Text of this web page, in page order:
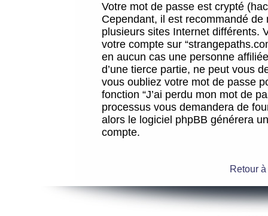
Votre mot de passe est crypté
Cependant, il est recommandé
plusieurs sites Internet différents.
votre compte sur
en aucun cas une personne
d’une tierce partie, ne peut vous
vous oubliez votre mot de passe
fonction “J’ai perdu mon mot de
processus vous demandera de
alors le logiciel phpBB générera
compte.
Retour